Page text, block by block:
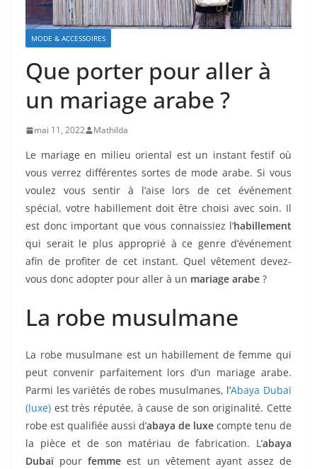
MODE & ACCESSOIRES
Que porter pour aller à
un mariage arabe ?
mai 11, 2022 Mathilda
Le mariage en milieu oriental est un instant festif où
vous verrez différentes sortes de mode arabe. Si vous
voulez vous sentir à l’aise lors de cet événement
spécial, votre habillement doit être choisi avec soin. Il
est donc important que vous connaissiez l’habillement
qui serait le plus approprié à ce genre d’événement
afin de profiter de cet instant. Quel vêtement devez-
vous donc adopter pour aller à un mariage arabe ?
La robe musulmane
La robe musulmane est un habillement de femme qui
peut convenir parfaitement lors d’un mariage arabe.
Parmi les variétés de robes musulmanes, l’Abaya Dubaï
(luxe) est très réputée, à cause de son originalité. Cette
robe est qualifiée aussi d’abaya de luxe compte tenu de
la pièce et de son matériau de fabrication. L’abaya
Dubaï pourfemme est un vêtement ayant assez de